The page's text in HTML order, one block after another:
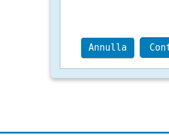
Annulla